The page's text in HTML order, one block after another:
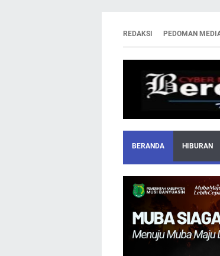
REDAKSI PEDOMAN
BERANDA HIBURAN